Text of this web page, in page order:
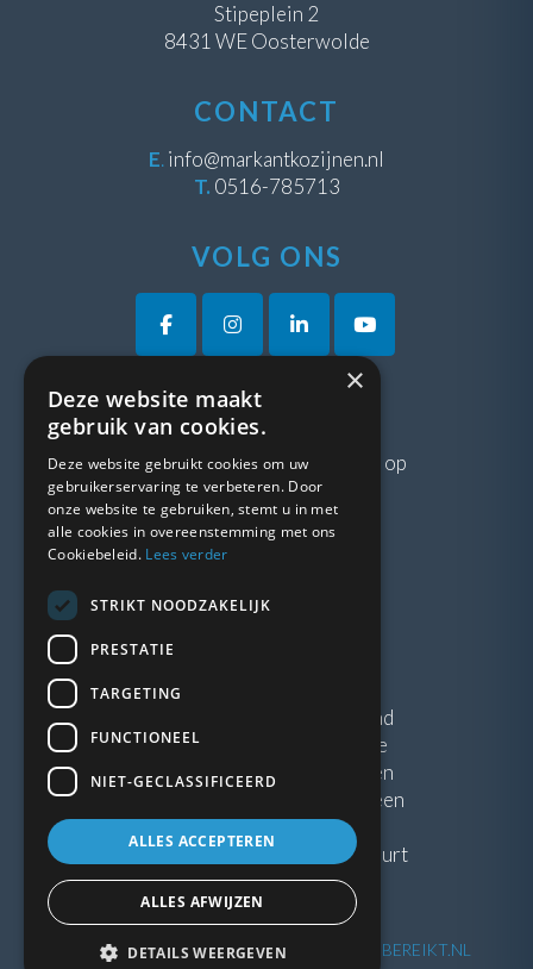
Stipeplein 2
8431 WE Oosterwolde
CONTACT
E.info@markantkozijnen.nl
T. 0516-785713
VOLG ONS
VRAGEN?
Neem gerustcontactmet ons op
LINKS
Blogs
Algemene voorwaarden
Kunststof Kozijnen Friesland
Kunststof kozijnen Drenthe
Kunststof Kozijnen Drachten
Kunststof Kozijnen Hoogeveen
Kunststof kozijnen in jouw buurt
2026| Website ontwikkeling door WEBSITEBEREIKT.NL
×
Deze website maakt
gebruik van cookies.
Deze website gebruikt cookies om uw
gebruikerservaring te verbeteren. Door
onze website te gebruiken, stemt u in met
alle cookies in overeenstemming met ons
Cookiebeleid. Lees verder
STRIKT NOODZAKELIJK
PRESTATIE
TARGETING
FUNCTIONEEL
NIET-GECLASSIFICEERD
ALLES ACCEPTEREN
ALLES AFWIJZEN
DETAILS WEERGEVEN